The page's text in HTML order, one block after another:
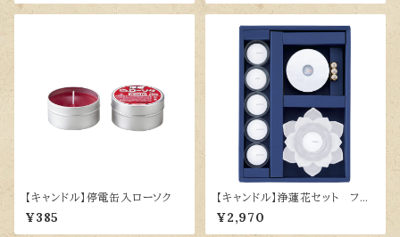
【キャンドル】停電缶入ローソク
¥385
【キャンドル】浄蓮花セット フロ
ストホワイト
¥2,970